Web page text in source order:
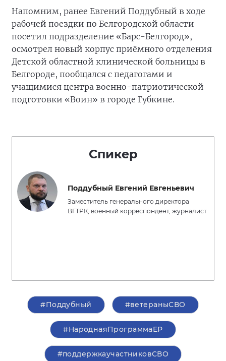
Напомним, ранее Евгений Поддубный в ходе
рабочей поездки по Белгородской области
посетил подразделение «Барс-Белгород»,
осмотрел новый корпус приёмного отделения
Детской областной клинической больницы в
Белгороде, пообщался с педагогами и
учащимися центра военно-патриотической
подготовки «Воин» в городе Губкине.
Спикер
Поддубный Евгений Евгеньевич
Заместитель генерального директора
ВГТРК, военный корреспондент, журналист
#Поддубный #ветераныСВО
#НароднаяПрограммаЕР
#поддержкаучастниковСВО